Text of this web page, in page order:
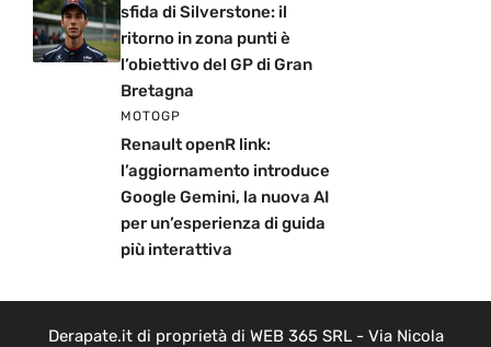
sfida di Silverstone: il
ritorno in zona punti è
l’obiettivo del GP di Gran
Bretagna
MOTOGP
Renault openR link:
l’aggiornamento introduce
Google Gemini, la nuova AI
per un’esperienza di guida
più interattiva
Derapate.it di proprietà di WEB 365 SRL - Via Nicola